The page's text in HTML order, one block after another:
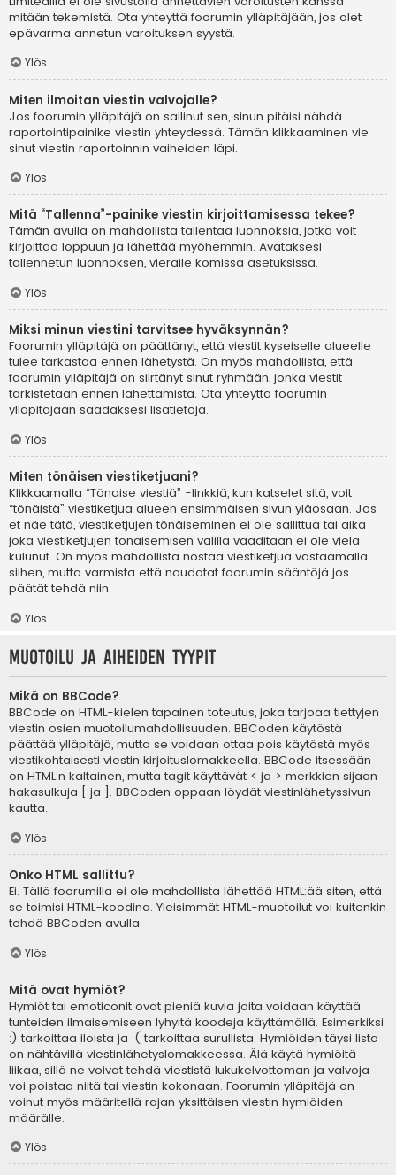
mitään tekemistä. Ota yhteyttä foorumin ylläpitäjään, jos olet
epävarma annetun varoituksen syystä.
Ylös
Miten ilmoitan viestin valvojalle?
Jos foorumin ylläpitäjä on sallinut sen, sinun pitäisi nähdä
raportointipainike viestin yhteydessä. Tämän klikkaaminen vie
sinut viestin raportoinnin vaiheiden läpi.
Ylös
Mitä “Tallenna”-painike viestin kirjoittamisessa tekee?
Tämän avulla on mahdollista tallentaa luonnoksia, jotka voit
kirjoittaa loppuun ja lähettää myöhemmin. Avataksesi
tallennetun luonnoksen, vieraile komissa asetuksissa.
Ylös
Miksi minun viestini tarvitsee hyväksynnän?
Foorumin ylläpitäjä on päättänyt, että viestit kyseiselle alueelle
tulee tarkastaa ennen lähetystä. On myös mahdollista, että
foorumin ylläpitäjä on siirtänyt sinut ryhmään, jonka viestit
tarkistetaan ennen lähettämistä. Ota yhteyttä foorumin
ylläpitäjään saadaksesi lisätietoja.
Ylös
Miten tönäisen viestiketjuani?
Klikkaamalla “Tönaise viestiä” -linkkiä, kun katselet sitä, voit
“tönäistä” viestiketjua alueen ensimmäisen sivun yläosaan. Jos
et näe tätä, viestiketjujen tönäiseminen ei ole sallittua tai aika
joka viestiketjujen tönäisemisen välillä vaaditaan ei ole vielä
kulunut. On myös mahdollista nostaa viestiketjua vastaamalla
siihen, mutta varmista että noudatat foorumin sääntöjä jos
päätät tehdä niin.
Ylös
Muotoilu ja aiheiden tyypit
Mikä on BBCode?
BBCode on HTML-kielen tapainen toteutus, joka tarjoaa tiettyjen
viestin osien muotoilumahdollisuuden. BBCoden käytöstä
päättää ylläpitäjä, mutta se voidaan ottaa pois käytöstä myös
viestikohtaisesti viestin kirjoituslomakkeella. BBCode itsessään
on HTML:n kaltainen, mutta tagit käyttävät < ja > merkkien sijaan
hakasulkuja [ ja ]. BBCoden oppaan löydät viestinlähetyssivun
kautta.
Ylös
Onko HTML sallittu?
Ei. Tällä foorumilla ei ole mahdollista lähettää HTML:ää siten, että
se toimisi HTML-koodina. Yleisimmät HTML-muotoilut voi kuitenkin
tehdä BBCoden avulla.
Ylös
Mitä ovat hymiöt?
Hymiöt tai emoticonit ovat pieniä kuvia joita voidaan käyttää
tunteiden ilmaisemiseen lyhyitä koodeja käyttämällä. Esimerkiksi
:) tarkoittaa iloista ja :( tarkoittaa surullista. Hymiöiden täysi lista
on nähtävillä viestinlähetyslomakkeessa. Älä käytä hymiöitä
liikaa, sillä ne voivat tehdä viestistä lukukelvottoman ja valvoja
voi poistaa niitä tai viestin kokonaan. Foorumin ylläpitäjä on
voinut myös määritellä rajan yksittäisen viestin hymiöiden
määrälle.
Ylös